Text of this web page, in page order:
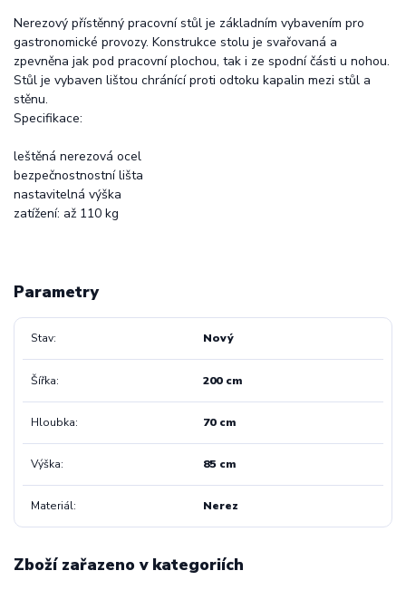
Nerezový přístěnný pracovní stůl je základním vybavením pro
gastronomické provozy. Konstrukce stolu je svařovaná a
zpevněna jak pod pracovní plochou, tak i ze spodní části u nohou.
Stůl je vybaven lištou chránící proti odtoku kapalin mezi stůl a
stěnu.
Specifikace:
leštěná nerezová ocel
bezpečnostnostní lišta
nastavitelná výška
zatížení: až 110 kg
Parametry
Stav Nový
Šířka 200 cm
Hloubka 70 cm
Výška 85 cm
Materiál Nerez
Zboží zařazeno v kategoriích